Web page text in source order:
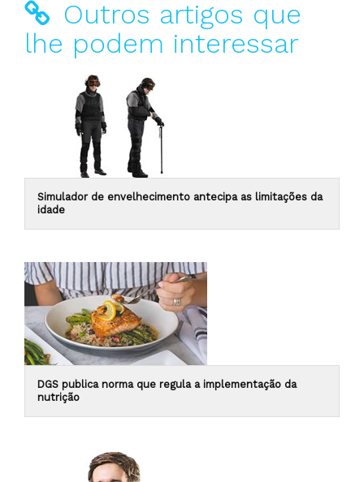
Outros artigos que
lhe podem interessar
Simulador de envelhecimento antecipa as limitações da
idade
DGS publica norma que regula a implementação da
nutrição